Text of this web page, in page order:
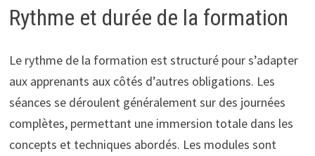
Rythme et durée de la formation
Le rythme de la formation est structuré pour s’adapter
aux apprenants aux côtés d’autres obligations. Les
séances se déroulent généralement sur des journées
complètes, permettant une immersion totale dans les
concepts et techniques abordés. Les modules sont